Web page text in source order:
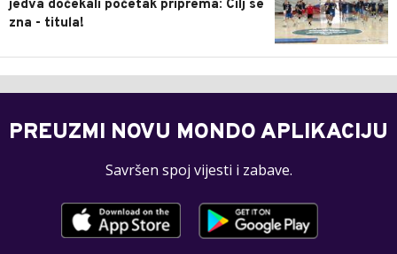
jedva dočekali početak priprema: Cilj se
zna - titula!
PREUZMI NOVU MONDO APLIKACIJU
Savršen spoj vijesti i zabave.